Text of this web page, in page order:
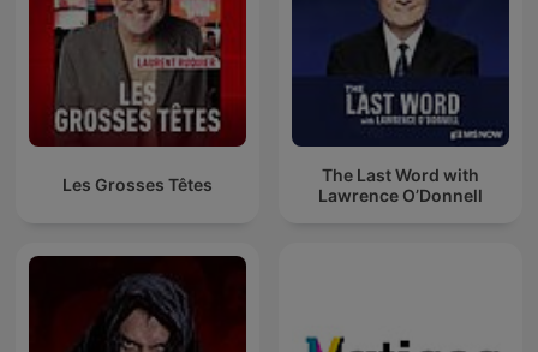
Les Grosses Têtes
The Last Word with
Lawrence O’Donnell